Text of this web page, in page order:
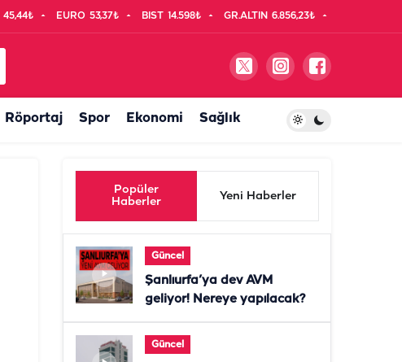
45,44₺ EURO 53,37₺ BIST 14.598₺ GR.ALTIN 6.856,23₺
Röportaj Spor Ekonomi Sağlık
Popüler
Haberler
Yeni Haberler
Güncel
Şanlıurfa’ya dev AVM
geliyor! Nereye yapılacak?
Güncel